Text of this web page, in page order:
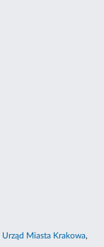
Urząd Miasta Krakowa,